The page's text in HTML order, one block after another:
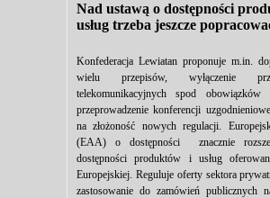
Nad ustawą o dostępności
usług trzeba jeszcze
Konfederacja Lewiatan proponuje m.in.
wielu przepisów, wyłączenie
telekomunikacyjnych spod obowiązków
przeprowadzenie konferencji
na złożoność nowych regulacji.
(EAA) o dostępności znacznie
dostępności produktów i usług
Europejskiej. Reguluje oferty sektora
zastosowanie do zamówień publicznych